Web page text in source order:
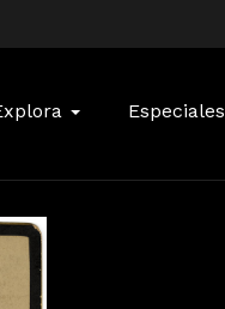
Especiales